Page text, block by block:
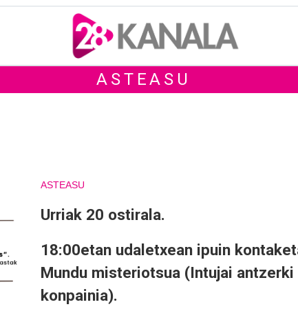
ASTEASU
ASTEASU
Urriak 20 ostirala.
18:00etan udaletxean ipuin
Mundu misteriotsua (Intujai antzerki
konpainia).